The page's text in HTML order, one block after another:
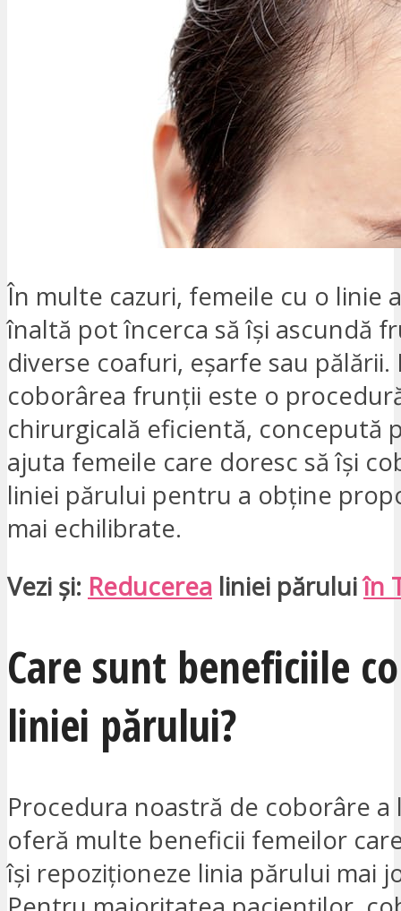
În multe cazuri, femeile cu o linie
înaltă pot încerca să își ascundă
diverse coafuri, eșarfe sau pălării.
coborârea frunții este o
chirurgicală eficientă, concepută
ajuta femeile care doresc să își
liniei părului pentru a obține
mai echilibrate.
Vezi și: Reducerea liniei păruluiîn
Care sunt beneficiile
liniei părului?
Procedura noastră de coborâre a
oferă multe beneficii femeilor
își repoziționeze linia părului mai